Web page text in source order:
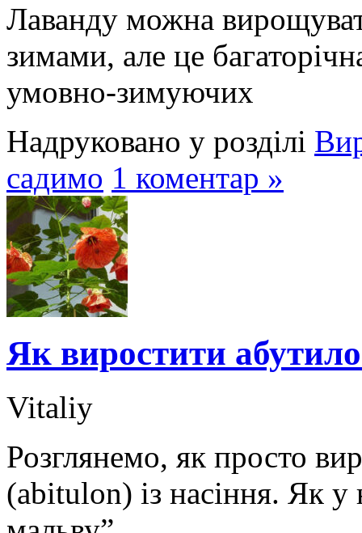
Лаванду можна
зимами, але це
умовно-зимуючих
Надруковано у розділі
садимо 1 коментар »
Як виростити
Vitaliy
Розглянемо, як просто
(abitulon) із насіння. Як у